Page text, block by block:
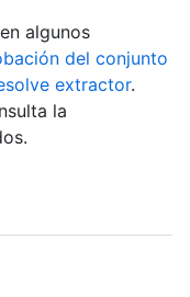
algunos
del conjunto
extractor.
la